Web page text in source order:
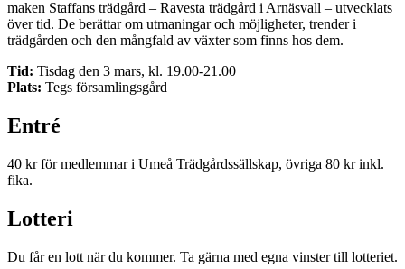
maken Staffans trädgård – Ravesta trädgård i Arnäsvall – utvecklats
över tid. De berättar om utmaningar och möjligheter, trender i
trädgården och den mångfald av växter som finns hos dem.
Tid: Tisdag den 3 mars, kl. 19.00-21.00
Plats: Tegs församlingsgård
Entré
40 kr för medlemmar i Umeå Trädgårdssällskap, övriga 80 kr inkl.
fika.
Lotteri
Du får en lott när du kommer. Ta gärna med egna vinster till lotteriet.